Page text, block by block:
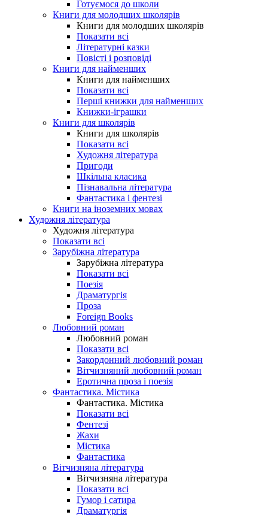
Готуємося до школи
Книги для молодших школярів
Книги для молодших школярів
Показати всі
Літературні казки
Повісті і розповіді
Книги для найменших
Книги для найменших
Показати всі
Перші книжки для найменших
Книжки-іграшки
Книги для школярів
Книги для школярів
Показати всі
Художня література
Пригоди
Шкільна класика
Пізнавальна література
Фантастика і фентезі
Книги на іноземних мовах
Художня література
Художня література
Показати всі
Зарубіжна література
Зарубіжна література
Показати всі
Поезія
Драматургія
Проза
Foreign Books
Любовний роман
Любовний роман
Показати всі
Закордонний любовний роман
Вітчизняний любовний роман
Еротична проза і поезія
Фантастика. Містика
Фантастика. Містика
Показати всі
Фентезі
Жахи
Містика
Фантастика
Вітчизняна література
Вітчизняна література
Показати всі
Гумор і сатира
Драматургія